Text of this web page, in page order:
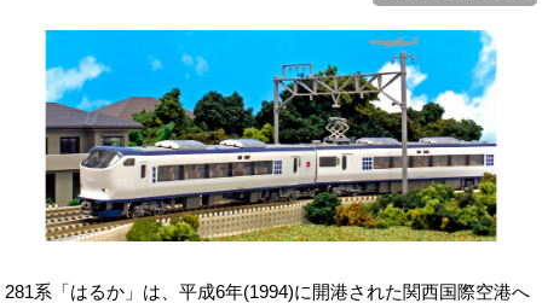
281系「はるか」は、平成6年(1994)に開港された関西国際空港へ